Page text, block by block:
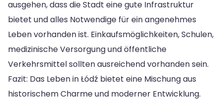
ausgehen, dass die Stadt eine gute Infrastruktur
bietet und alles Notwendige für ein angenehmes
Leben vorhanden ist. Einkaufsmöglichkeiten, Schulen,
medizinische Versorgung und öffentliche
Verkehrsmittel sollten ausreichend vorhanden sein.
Fazit: Das Leben in Łódź bietet eine Mischung aus
historischem Charme und moderner Entwicklung.